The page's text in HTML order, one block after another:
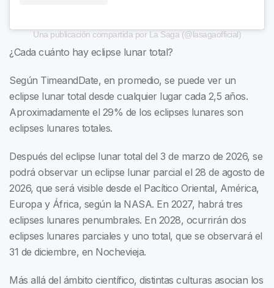
Una publicación compartida por La Saga (@lasagaofficial)
¿Cada cuánto hay eclipse lunar total?
Según TimeandDate, en promedio, se puede ver un
eclipse lunar total desde cualquier lugar cada 2,5 años.
Aproximadamente el 29% de los eclipses lunares son
eclipses lunares totales.
Después del eclipse lunar total del 3 de marzo de 2026, se
podrá observar un eclipse lunar parcial el 28 de agosto de
2026, que será visible desde el Pacítico Oriental, América,
Europa y África, según la NASA. En 2027, habrá tres
eclipses lunares penumbrales. En 2028, ocurrirán dos
eclipses lunares parciales y uno total, que se observará el
31 de diciembre, en Nochevieja.
Más allá del ámbito científico, distintas culturas asocian los